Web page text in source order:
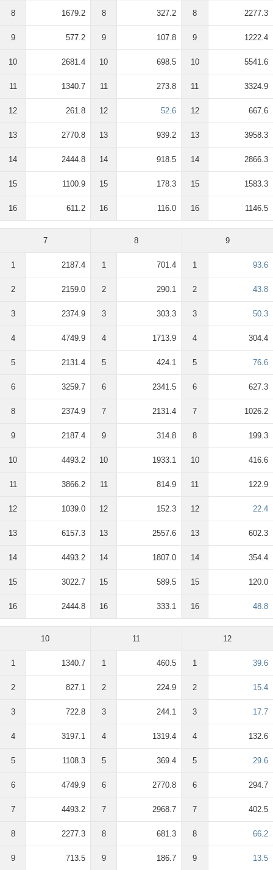
8 1679.2
9 577.2
10 2681.4
11 1340.7
12 261.8
13 2770.8
14 2444.8
15 1100.9
16 611.2
8 327.2
9 107.8
10 698.5
11 273.8
12 52.6
13 939.2
14 918.5
15 178.3
16 116.0
8 2277.3
9 1222.4
10 5541.6
11 3324.9
12 667.6
13 3958.3
14 2866.3
15 1583.3
16 1146.5
7
1 2187.4
2 2159.0
3 2374.9
4 4749.9
5 2131.4
6 3259.7
8 2374.9
9 2187.4
10 4493.2
11 3866.2
12 1039.0
13 6157.3
14 4493.2
15 3022.7
16 2444.8
8
1 701.4
2 290.1
3 303.3
4 1713.9
5 424.1
6 2341.5
7 2131.4
9 314.8
10 1933.1
11 814.9
12 152.3
13 2557.6
14 1807.0
15 589.5
16 333.1
9
1 93.6
2 43.8
3 50.3
4 304.4
5 76.6
6 627.3
7 1026.2
8 199.3
10 416.6
11 122.9
12 22.4
13 602.3
14 354.4
15 120.0
16 48.8
10
1 1340.7
2 827.1
3 722.8
4 3197.1
5 1108.3
6 4749.9
7 4493.2
8 2277.3
9 713.5
11
1 460.5
2 224.9
3 244.1
4 1319.4
5 369.4
6 2770.8
7 2968.7
8 681.3
9 186.7
12
1 39.6
2 15.4
3 17.7
4 132.6
5 29.6
6 294.7
7 402.5
8 66.2
9 13.5